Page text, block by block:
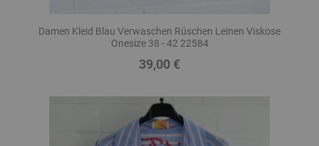
Damen Kleid Blau Verwaschen Rüschen Leinen Viskose
Onesize 38 - 42 22584
Preis
39,00 €